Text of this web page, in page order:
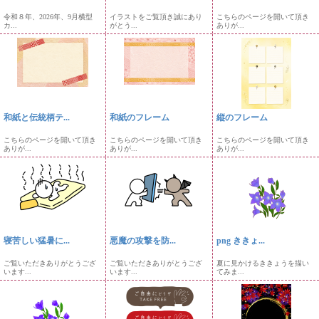
令和８年、2026年、9月横型
カ...
イラストをご覧頂き誠にあり
がとう...
こちらのページを開いて頂き
ありが...
和紙と伝統柄テ...
こちらのページを開いて頂き
ありが...
和紙のフレーム
こちらのページを開いて頂き
ありが...
縦のフレーム
こちらのページを開いて頂き
ありが...
寝苦しい猛暑に...
ご覧いただきありがとうござ
います...
悪魔の攻撃を防...
ご覧いただきありがとうござ
います...
png ききょ...
夏に見かけるききょうを描い
てみま...